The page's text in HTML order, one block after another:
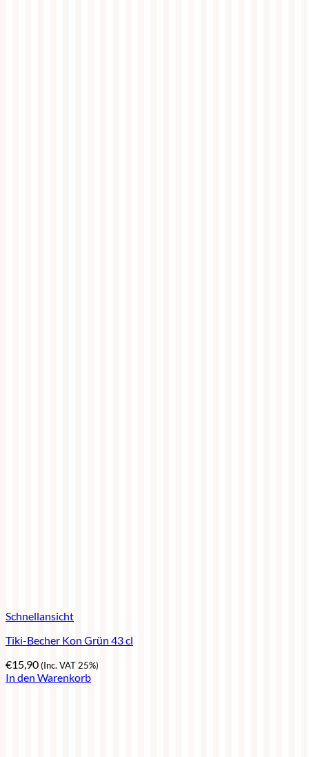
Schnellansicht
Tiki-Becher Kon Grün 43 cl
€15,90(Inc. VAT 25%)
In den Warenkorb